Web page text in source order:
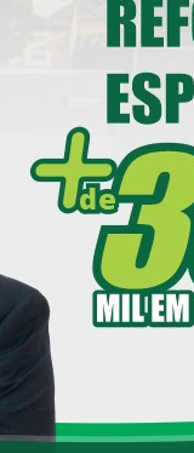
castração